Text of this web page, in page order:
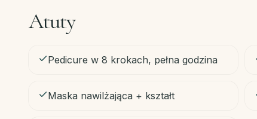
Atuty
Pedicure w 8 krokach, pełna godzina
Maska nawilżająca + kształt